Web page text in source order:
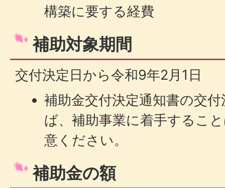
構築に要する経費
補助対象期間
交付決定日から令和9年2月1日
補助金交付決定通知書の交
ば、補助事業に着手するこ
意ください。
補助金の額